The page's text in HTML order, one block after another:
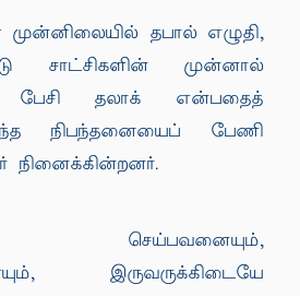
முன்னிலையில் தபால் எழுதி,
சாட்சிகளின் முன்னால்
பேசி தலாக் என்பதைத்
நிபந்தனையைப் பேணி
நினைக்கின்றனர்.
செய்பவனையும்,
இருவருக்கிடையே